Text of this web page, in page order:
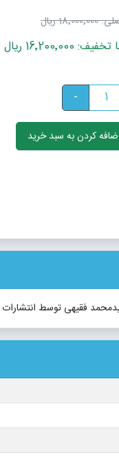
18٬000٬000 ریال
ریال
-
کردن به سبد خرید
فقیهی توسط